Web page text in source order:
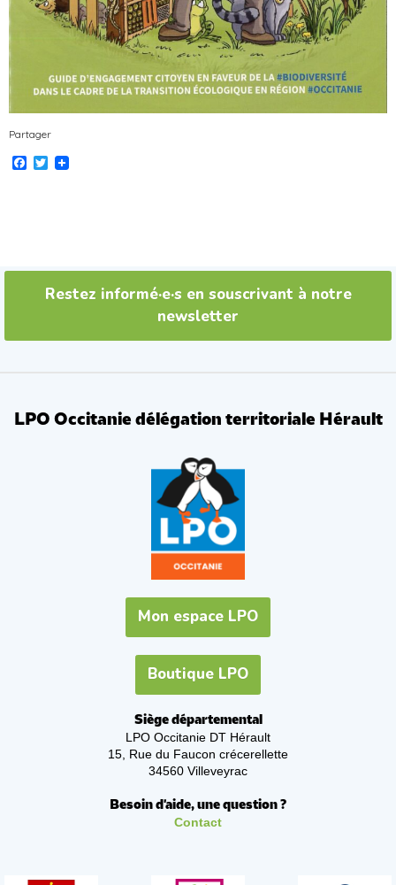
Partager
Facebook
Twitter
Restez informé·e·s en souscrivant à notre
newsletter
LPO Occitanie délégation territoriale Hérault
Mon espace LPO
Boutique LPO
Siège départemental
LPO Occitanie DT Hérault
15, Rue du Faucon crécerellette
34560 Villeveyrac
Besoin d'aide, une question ?
Contact